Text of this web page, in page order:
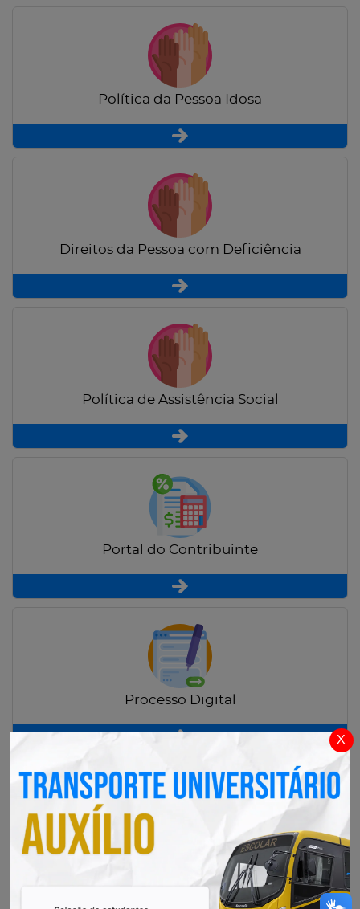
x
Política da Pessoa Idosa
Direitos da Pessoa com Deficiência
Política de Assistência Social
Portal do Contribuinte
Processo Digital
Radar Transparência Pública